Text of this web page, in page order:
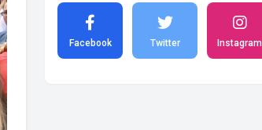
Facebook Twitter Instagram